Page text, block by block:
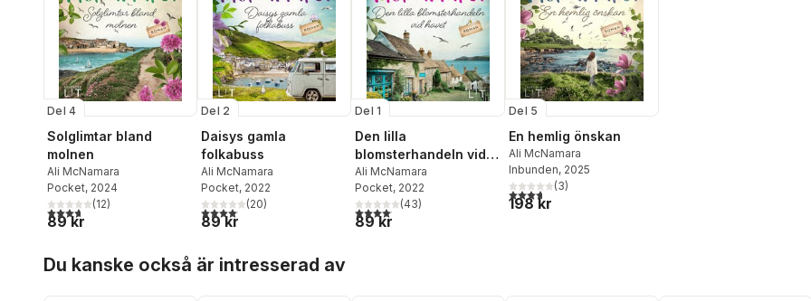
Del 4
Solglimtar bland
molnen
Ali McNamara
Pocket, 2024
3,7utav 5 stjärnor. Totalt antal röster:
(12)
89 kr
Del 2
Daisys gamla
folkabuss
Ali McNamara
Pocket, 2022
4,1utav 5 stjärnor. Totalt antal röster:
(20)
89 kr
Del 1
Den lilla
blomsterhandeln vid
havet
Ali McNamara
Pocket, 2022
4,1utav 5 stjärnor. Totalt antal röster:
(43)
89 kr
Del 5
En hemlig önskan
Ali McNamara
Inbunden, 2025
3,7utav 5 stjärnor. Totalt antal röster:
(3)
198 kr
Du kanske också är intresserad av